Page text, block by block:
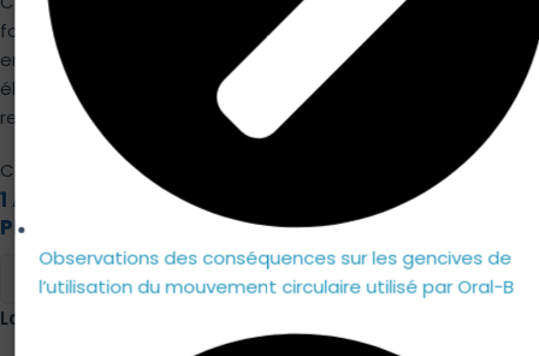
fonctionnant sur batterie, un jour viendra où celle-ci arrivera
en fin de vie. Vous devrez alors racheter une brosse à dents
électrique neuve (le fabriquant n'ayant pas prévu le
remplacement de la batterie).
Commentaires (1)
1 AVIS POUR
ORAL-B BROSSE À DENTS ÉLECTRIQUE
PROFESSIONAL CARE 500 (4 BROSSETTES)
LouisP
Observations des conséquences sur les gencives de
l’utilisation du mouvement circulaire utilisé par Oral-B